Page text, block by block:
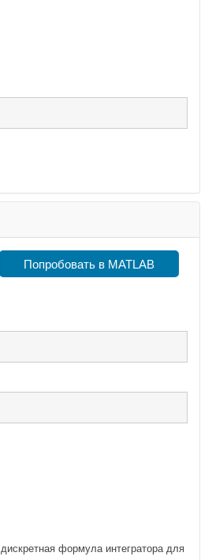
Попробовать в MATLAB
дискретная формула интегратора для